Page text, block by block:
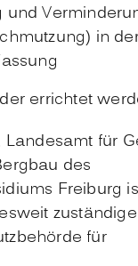
und
in
errichtet
für
des
Freiburg
zuständige
für